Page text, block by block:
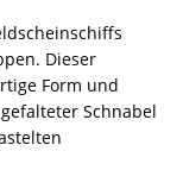
Dieser
Form und
Schnabel